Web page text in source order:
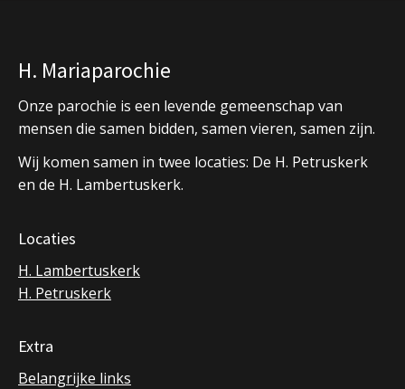
H. Mariaparochie
Onze parochie is een levende gemeenschap van
mensen die samen bidden, samen vieren, samen zijn.
Wij komen samen in twee locaties: De H. Petruskerk
en de H. Lambertuskerk.
Locaties
H. Lambertuskerk
H. Petruskerk
Extra
Belangrijke links